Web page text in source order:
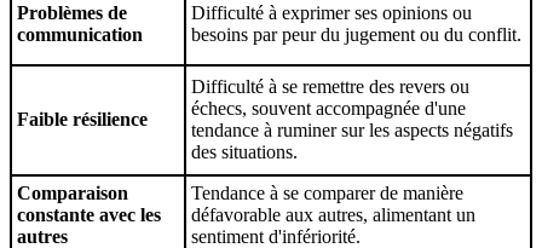
Problèmes de
communication
Difficulté à exprimer ses opinions ou
besoins par peur du jugement ou du conflit.
Faible résilience
Difficulté à se remettre des revers ou
échecs, souvent accompagnée d'une
tendance à ruminer sur les aspects négatifs
des situations.
Comparaison
constante avec les
autres
Tendance à se comparer de manière
défavorable aux autres, alimentant un
sentiment d'infériorité.